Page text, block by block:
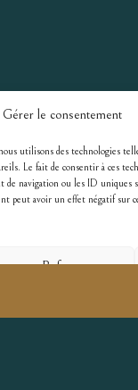
Gérer le consentement
utilisons des technologies
Le fait de consentir à ces
de navigation ou les ID uniques
peut avoir un effet négatif sur
Refuser